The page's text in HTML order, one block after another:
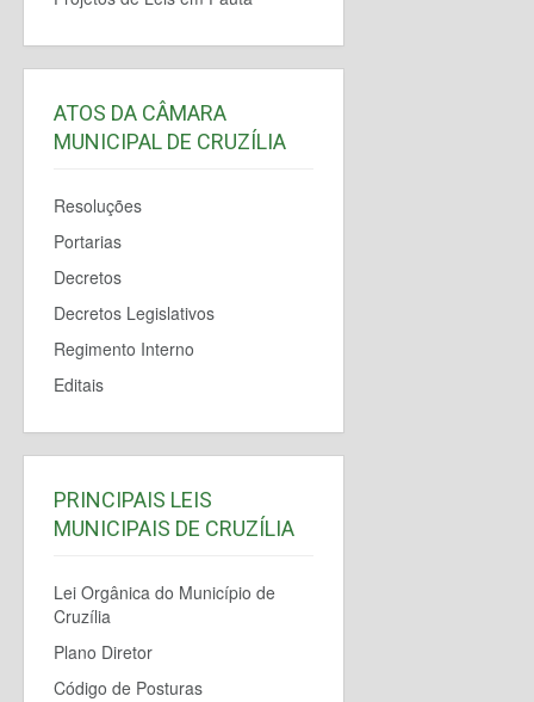
ATOS DA CÂMARA
MUNICIPAL DE CRUZÍLIA
Resoluções
Portarias
Decretos
Decretos Legislativos
Regimento Interno
Editais
PRINCIPAIS LEIS
MUNICIPAIS DE CRUZÍLIA
Lei Orgânica do Município de
Cruzília
Plano Diretor
Código de Posturas